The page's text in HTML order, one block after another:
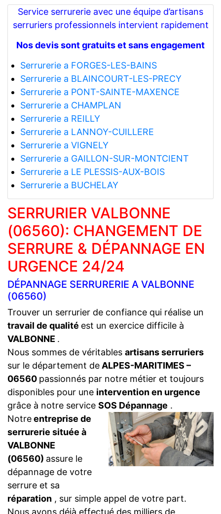
Service serrurerie avec une équipe d’artisans
serruriers professionnels intervient rapidement
Nos devis sont gratuits et sans engagement
Serrurerie a FORGES-LES-BAINS
Serrurerie a BLAINCOURT-LES-PRECY
Serrurerie a PONT-SAINTE-MAXENCE
Serrurerie a CHAMPLAN
Serrurerie a REILLY
Serrurerie a LANNOY-CUILLERE
Serrurerie a VIGNELY
Serrurerie a GAILLON-SUR-MONTCIENT
Serrurerie a LE PLESSIS-AUX-BOIS
Serrurerie a BUCHELAY
SERRURIER VALBONNE
(06560): CHANGEMENT DE
SERRURE & DÉPANNAGE EN
URGENCE 24/24
DÉPANNAGE SERRURERIE A VALBONNE
(06560)
Trouver un serrurier de confiance qui réalise un
travail de qualité est un exercice difficile à
VALBONNE .
Nous sommes de véritables artisans serruriers
sur le département deALPES-MARITIMES –
06560 passionnés par notre métier et toujours
disponibles pour une intervention en urgence
grâce à notre service SOS Dépannage .
Notreentreprise de
serrurerie située à
VALBONNE
(06560) assure le
dépannage de votre
serrure et sa
réparation , sur simple appel de votre part.
Nous avons déjà effectué des milliers de